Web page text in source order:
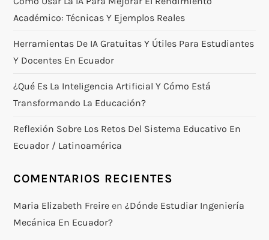
Académico: Técnicas Y Ejemplos Reales
Herramientas De IA Gratuitas Y Útiles Para Estudiantes
Y Docentes En Ecuador
¿Qué Es La Inteligencia Artificial Y Cómo Está
Transformando La Educación?
Reflexión Sobre Los Retos Del Sistema Educativo En
Ecuador / Latinoamérica
COMENTARIOS RECIENTES
Maria Elizabeth Freire en¿Dónde Estudiar Ingeniería
Mecánica En Ecuador?